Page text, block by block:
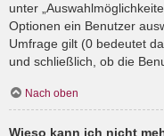
unter
Optionen ein Benutzer
Umfrage gilt (0 bedeutet
und schließlich, ob die
Nach oben
Wieso kann ich nicht